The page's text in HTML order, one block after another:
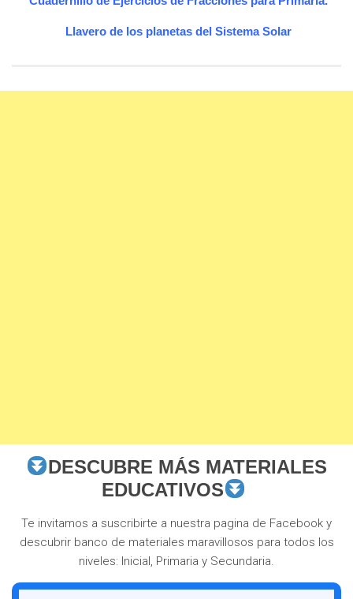
Llavero de los planetas del Sistema Solar
DESCUBRE MÁS MATERIALES
EDUCATIVOS
Te invitamos a suscribirte a nuestra pagina de Facebook y
descubrir banco de materiales maravillosos para todos los
niveles: Inicial, Primaria y Secundaria.